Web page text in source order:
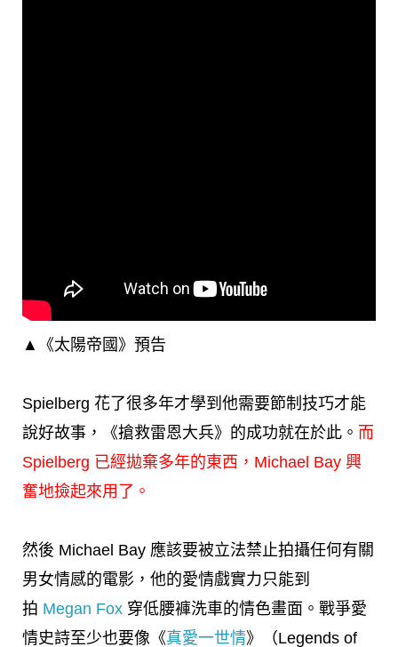
▲《太陽帝國》預告
Spielberg 花了很多年才學到他需要節制技巧才能
說好故事，《搶救雷恩大兵》的成功就在於此。 而
Spielberg 已經拋棄多年的東西，Michael Bay 興
奮地撿起來用了。
然後 Michael Bay 應該要被立法禁止拍攝任何有關
男女情感的電影，他的愛情戲實力只能到
拍 Megan Fox 穿低腰褲洗車的情色畫面。戰爭愛
情史詩至少也要像《真愛一世情》（Legends of